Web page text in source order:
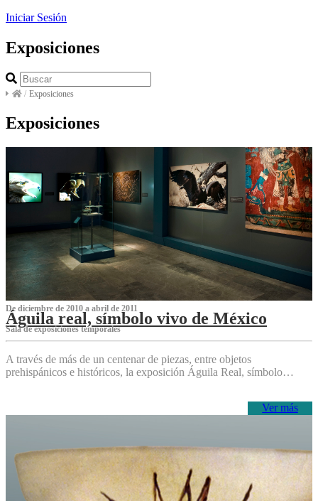
Iniciar Sesión
Exposiciones
/ Exposiciones
Exposiciones
De diciembre de 2010 a abril de 2011
Águila real, símbolo vivo de México
Sala de exposiciones temporales
A través de más de un centenar de piezas, entre objetos
prehispánicos e históricos, la exposición Águila Real, símbolo…
Ver más